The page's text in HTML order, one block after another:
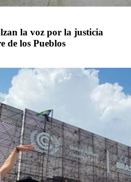
la voz por la justicia
de los Pueblos